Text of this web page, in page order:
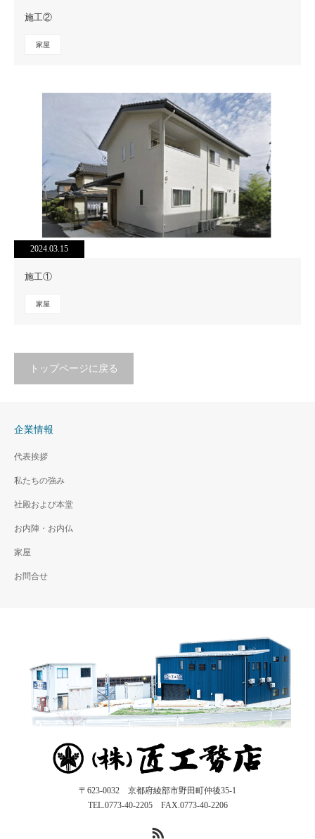
施工②
家屋
2024.03.15
施工①
家屋
トップページに戻る
企業情報
代表挨拶
私たちの強み
社殿および本堂
お内陣・お内仏
家屋
お問合せ
〒623-0032 京都府綾部市野田町仲後35-1
TEL.0773-40-2205 FAX.0773-40-2206